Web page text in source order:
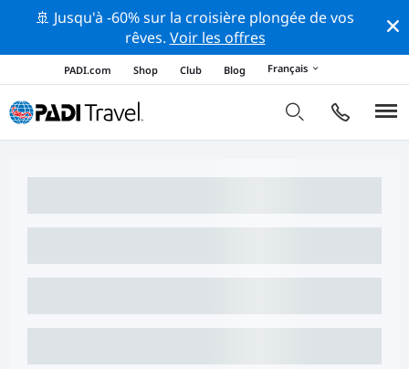
🚢 Jusqu'à -60% sur la croisière plongée de vos
rêves. Voir les offres
PADI.com Shop Club Blog Français